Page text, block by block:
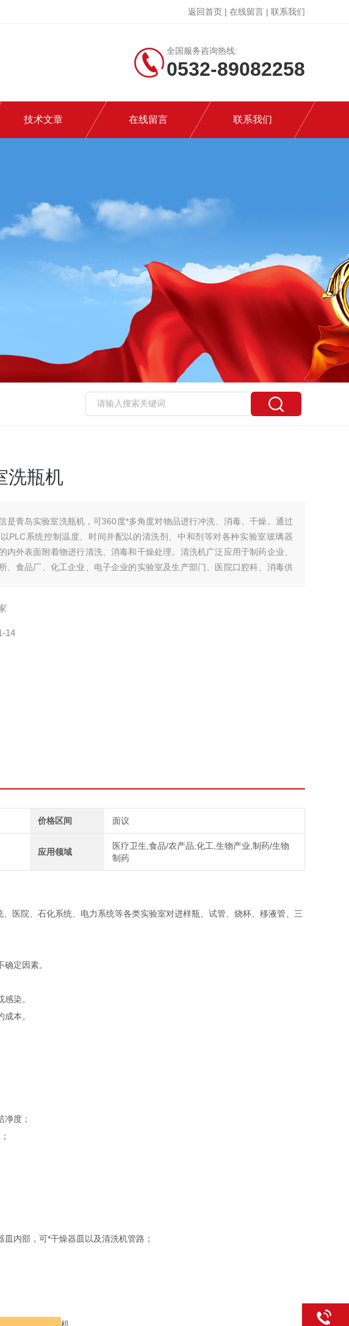
返回首页 | 在线留言 | 联系我们
全国服务咨询热线:
0532-89082258
技术文章 在线留言 联系我们
洗瓶机
是青岛实验室洗瓶机，可360度*多角度对物品进行冲洗、消毒、干燥。通过
PLC系统控制温度、时间并配以的清洗剂、中和剂等对各种实验室玻璃器
内外表面附着物进行清洗、消毒和干燥处理。清洗机广泛应用于制药企业、
、食品厂、化工企业、电子企业的实验室及生产部门、医院口腔科、消毒供
14
价格区间 面议
应用领域
医疗卫生,食品/农产品,化工,生物产业,制药/生物
制药
院、石化系统、电力系统等各类实验室对进样瓶、试管、烧杯、移液管、三
定因素。
染。
本。
度；
内部，可*干燥器皿以及清洗机管路；